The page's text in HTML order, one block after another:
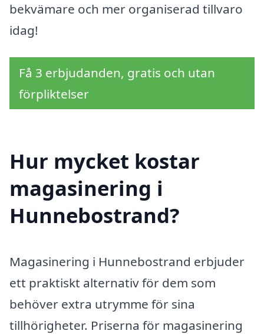
bekvämare och mer organiserad tillvaro
idag!
Få 3 erbjudanden, gratis och utan
förpliktelser
Hur mycket kostar
magasinering i
Hunnebostrand?
Magasinering i Hunnebostrand erbjuder
ett praktiskt alternativ för dem som
behöver extra utrymme för sina
tillhörigheter. Priserna för magasinering